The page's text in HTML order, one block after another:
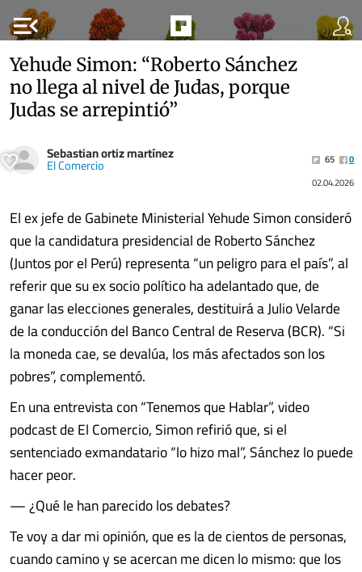
menu_open
Yehude Simon: “Roberto Sánchez
no llega al nivel de Judas, porque
Judas se arrepintió”
Sebastian ortiz martínez
El Comercio 65
0
02.04.2026
El ex jefe de Gabinete Ministerial Yehude Simon consideró
que la candidatura presidencial de Roberto Sánchez
(Juntos por el Perú) representa “un peligro para el país”, al
referir que su ex socio político ha adelantado que, de
ganar las elecciones generales, destituirá a Julio Velarde
de la conducción del Banco Central de Reserva (BCR). “Si
la moneda cae, se devalúa, los más afectados son los
pobres”, complementó.
En una entrevista con “Tenemos que Hablar”, video
podcast de El Comercio, Simon refirió que, si el
sentenciado exmandatario “lo hizo mal”, Sánchez lo puede
hacer peor.
— ¿Qué le han parecido los debates?
Te voy a dar mi opinión, que es la de cientos de personas,
cuando camino y se acercan me dicen lo mismo: que los